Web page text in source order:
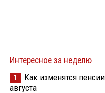
Интересное за неделю
1
Как изменятся
августа